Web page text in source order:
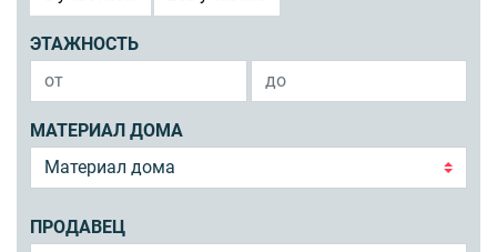
ЭТАЖНОСТЬ
МАТЕРИАЛ ДОМА
ПРОДАВЕЦ